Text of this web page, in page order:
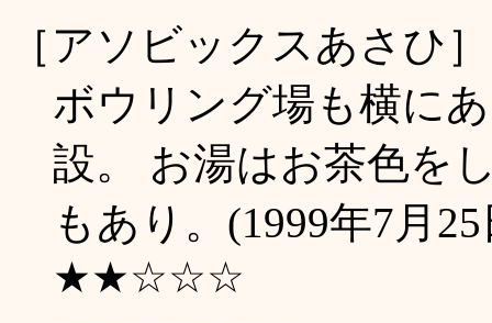
［アソビックスあさひ
ボウリング場も横に
設。 お湯はお茶色を
もあり。(1999年7月
★★☆☆☆